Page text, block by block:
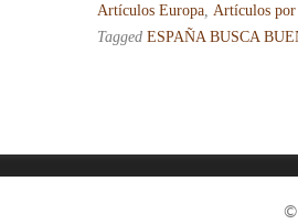
Artículos Europa Artículos por
Tagged ESPAÑA BUSCA
©